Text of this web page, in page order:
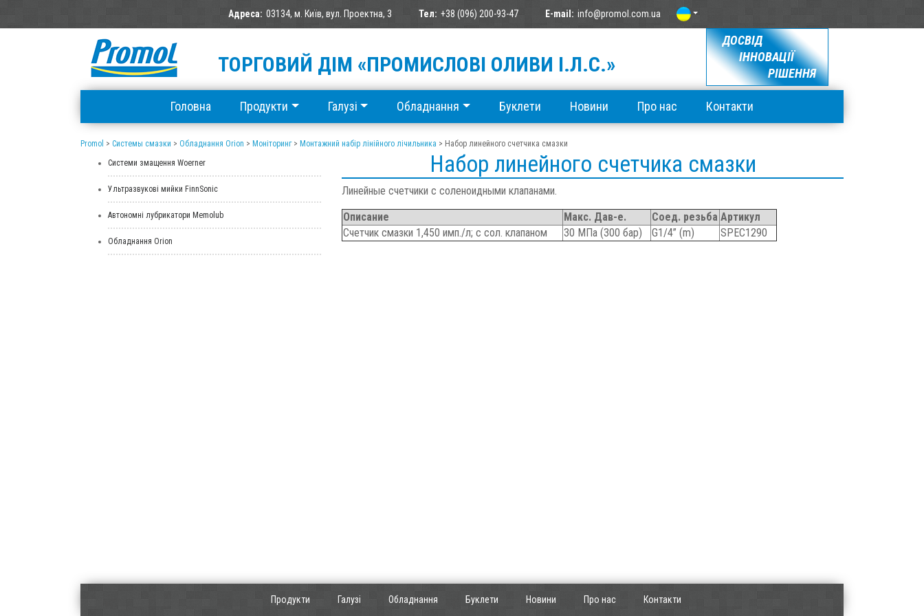
Адреса: 03134, м. Київ, вул. Проектна, 3 Тел: +38 (096) 200-93-47 E-mail: info@promol.com.ua
ТОРГОВИЙ ДІМ «ПРОМИСЛОВІ ОЛИВИ І.Л.С.»
ДОСВІД
ІННОВАЦІЇ
РІШЕННЯ
Головна Продукти Галузі Обладнання Буклети Новини Про нас Контакти
Promol > Системы смазки > Обладнання Orion > Моніторинг> Монтажний набір лінійного лічильника > Набор линейного счетчика смазки
Системи змащення Woerner
Ультразвукові мийки FinnSonic
Автономні лубрикатори Memolub
Обладнання Orion
Набор линейного счетчика смазки
Линейные счетчики с соленоидными клапанами.
Описание
Макс. Дав-е. Соед. резьба Артикул
Счетчик смазки 1,450 имп./л; с сол. клапаном
30 МПа (300 бар) G1/4” (m) SPEC1290
Продукти Галузі Обладнання Буклети Новини Про нас Контакти